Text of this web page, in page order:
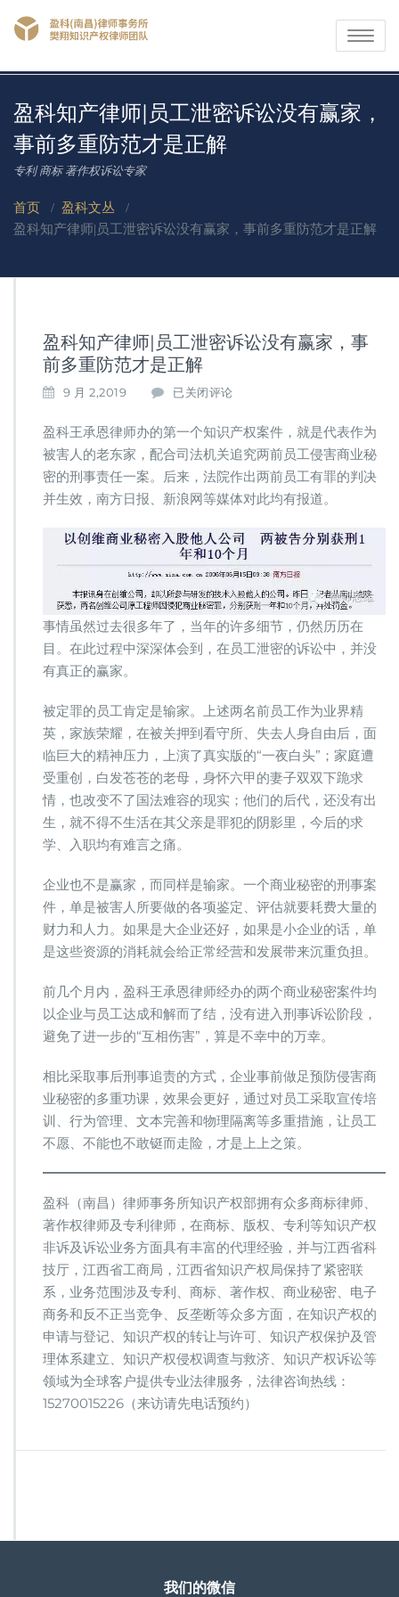
Toggle
盈科知产律师|员工泄密诉讼没有赢家，
事前多重防范才是正解
专利 商标 著作权诉讼专家
首页 / 盈科文丛 /
盈科知产律师|员工泄密诉讼没有赢家，事前多重防范才是正解
盈科知产律师|员工泄密诉讼没有赢家，事
前多重防范才是正解
9 月 2,2019
盈
知
产
律
师|
员
泄
密
诉
讼
没
赢
家，
多
重
防
范
才
是
正
已关闭评论
盈科王承恩律师办的第一个知识产权案件，就是代表作为
被害人的老东家，配合司法机关追究两前员工侵害商业秘
密的刑事责任一案。后来，法院作出两前员工有罪的判决
并生效，南方日报、新浪网等媒体对此均有报道。
事情虽然过去很多年了，当年的许多细节，仍然历历在
目。在此过程中深深体会到，在员工泄密的诉讼中，并没
有真正的赢家。
被定罪的员工肯定是输家。上述两名前员工作为业界精
英，家族荣耀，在被关押到看守所、失去人身自由后，面
临巨大的精神压力，上演了真实版的“一夜白头”；家庭遭
受重创，白发苍苍的老母，身怀六甲的妻子双双下跪求
情，也改变不了国法难容的现实；他们的后代，还没有出
生，就不得不生活在其父亲是罪犯的阴影里，今后的求
学、入职均有难言之痛。
企业也不是赢家，而同样是输家。一个商业秘密的刑事案
件，单是被害人所要做的各项鉴定、评估就要耗费大量的
财力和人力。如果是大企业还好，如果是小企业的话，单
是这些资源的消耗就会给正常经营和发展带来沉重负担。
前几个月内，盈科王承恩律师经办的两个商业秘密案件均
以企业与员工达成和解而了结，没有进入刑事诉讼阶段，
避免了进一步的“互相伤害”，算是不幸中的万幸。
相比采取事后刑事追责的方式，企业事前做足预防侵害商
业秘密的多重功课，效果会更好，通过对员工采取宣传培
训、行为管理、文本完善和物理隔离等多重措施，让员工
不愿、不能也不敢铤而走险，才是上上之策。
盈科（南昌）律师事务所知识产权部拥有众多商标律师、
著作权律师及专利律师，在商标、版权、专利等知识产权
非诉及诉讼业务方面具有丰富的代理经验，并与江西省科
技厅，江西省工商局，江西省知识产权局保持了紧密联
系，业务范围涉及专利、商标、著作权、商业秘密、电子
商务和反不正当竞争、反垄断等众多方面，在知识产权的
申请与登记、知识产权的转让与许可、知识产权保护及管
理体系建立、知识产权侵权调查与救济、知识产权诉讼等
领域为全球客户提供专业法律服务，法律咨询热线：
15270015226（来访请先电话预约）
我们的微信